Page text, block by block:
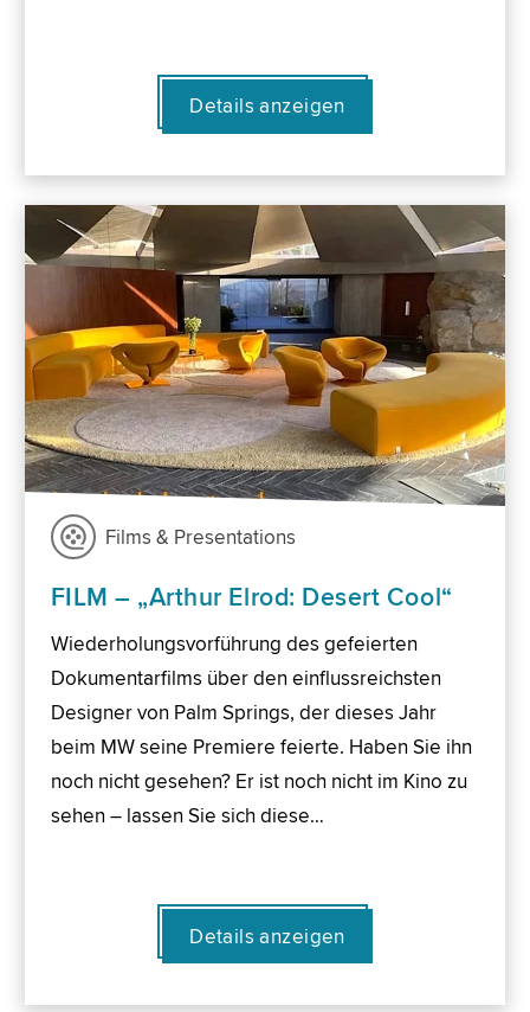
Details anzeigen
Films & Presentations
FILM – „Arthur Elrod: Desert Cool“
Wiederholungsvorführung des gefeierten
Dokumentarfilms über den einflussreichsten
Designer von Palm Springs, der dieses Jahr
beim MW seine Premiere feierte. Haben Sie ihn
noch nicht gesehen? Er ist noch nicht im Kino zu
sehen – lassen Sie sich diese…
Details anzeigen